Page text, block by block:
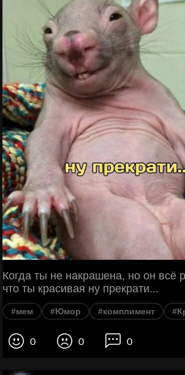
Когда ты не накрашена, но он всё
что ты красивая ну прекрати...
#мем #Юмор #комплимент
0 0 0